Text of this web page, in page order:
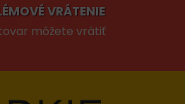
VRÁTENIE
môžete vrátiť